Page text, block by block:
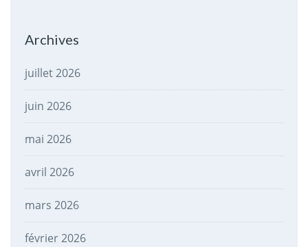
Archives
juillet 2026
juin 2026
mai 2026
avril 2026
mars 2026
février 2026